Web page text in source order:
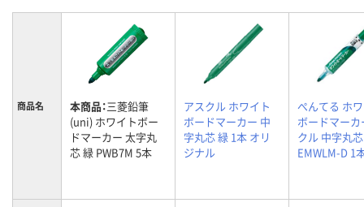
商品名 本商品：三菱鉛筆
(uni) ホワイトボー
ドマーカー 太字丸
芯 緑 PWB7M 5本
アスクル ホワイト
ボードマーカー 中
字丸芯 緑 1本 オリ
ジナル
ぺんてる ホ
ボードマー
クル 中字丸
EMWLM-D 1